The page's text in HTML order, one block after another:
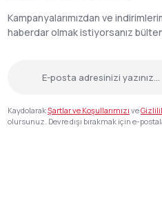
Kampanyalarımızdan ve
haberdar olmak istiyorsanız
KaydolarakŞartlar ve Koşullarımızı ve
olursunuz. Devre dışı bırakmak için e-